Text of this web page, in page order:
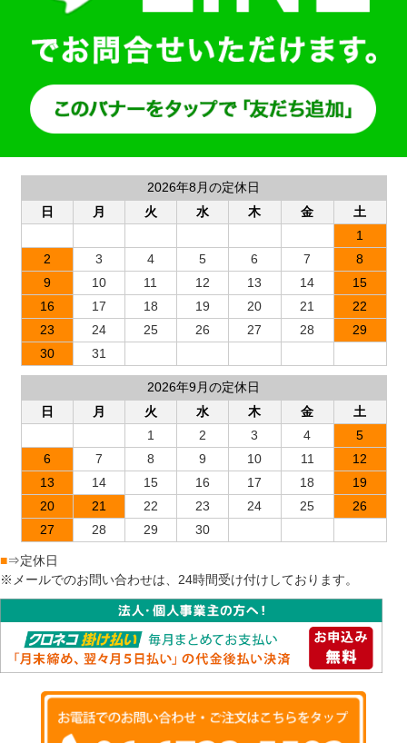
2026年8月の定休日
日
月 火 水 木 金
土
1
2
3 4 5 6 7
8
9
10 11 12 13 14
15
16
17 18 19 20 21
22
23
24 25 26 27 28
29
30
31
2026年9月の定休日
日
月 火 水 木 金
土
1
2 3 4
5
6
7 8 9 10 11
12
13
14 15 16 17 18
19
20
21 22 23 24 25
26
27
28 29 30
■⇒定休日
※メールでのお問い合わせは、24時間受け付けしております。